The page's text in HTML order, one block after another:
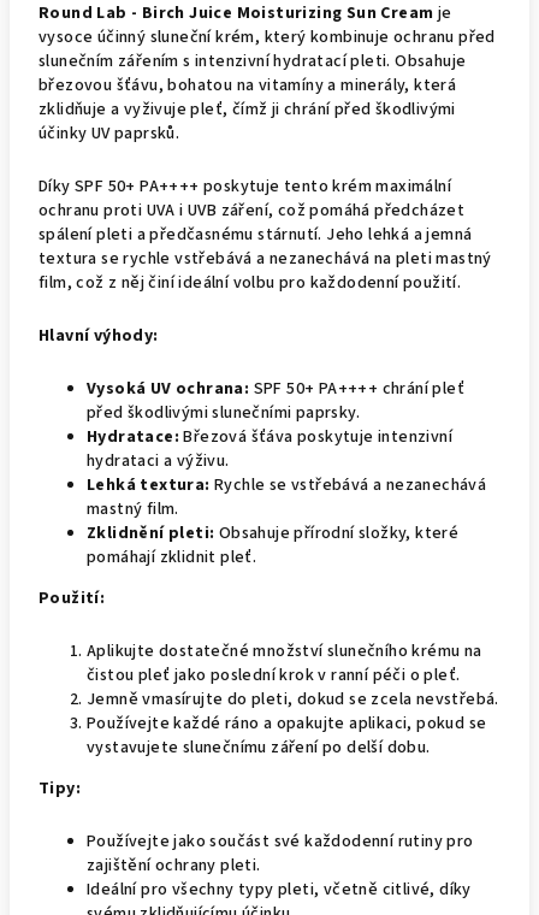
Round Lab - Birch Juice Moisturizing Sun Cream je
vysoce účinný sluneční krém, který kombinuje ochranu před
slunečním zářením s intenzivní hydratací pleti. Obsahuje
březovou šťávu, bohatou na vitamíny a minerály, která
zklidňuje a vyživuje pleť, čímž ji chrání před škodlivými
účinky UV paprsků.
Díky SPF 50+ PA++++ poskytuje tento krém maximální
ochranu proti UVA i UVB záření, což pomáhá předcházet
spálení pleti a předčasnému stárnutí. Jeho lehká a jemná
textura se rychle vstřebává a nezanechává na pleti mastný
film, což z něj činí ideální volbu pro každodenní použití.
Hlavní výhody:
Vysoká UV ochrana: SPF 50+ PA++++ chrání pleť
před škodlivými slunečními paprsky.
Hydratace: Březová šťáva poskytuje intenzivní
hydrataci a výživu.
Lehká textura: Rychle se vstřebává a nezanechává
mastný film.
Zklidnění pleti: Obsahuje přírodní složky, které
pomáhají zklidnit pleť.
Použití:
Aplikujte dostatečné množství slunečního krému na
čistou pleť jako poslední krok v ranní péči o pleť.
Jemně vmasírujte do pleti, dokud se zcela nevstřebá.
Používejte každé ráno a opakujte aplikaci, pokud se
vystavujete slunečnímu záření po delší dobu.
Tipy:
Používejte jako součást své každodenní rutiny pro
zajištění ochrany pleti.
Ideální pro všechny typy pleti, včetně citlivé, díky